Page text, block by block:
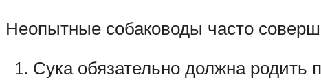
Неопытные собаководы часто
Сука обязательно должна родить